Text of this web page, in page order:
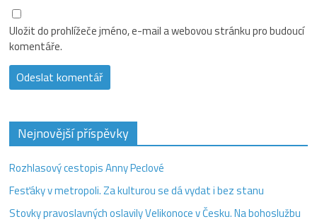
Uložit do prohlížeče jméno, e-mail a webovou stránku pro budoucí
komentáře.
Nejnovější příspěvky
Rozhlasový cestopis Anny Peclové
Fesťáky v metropoli. Za kulturou se dá vydat i bez stanu
Stovky pravoslavných oslavily Velikonoce v Česku. Na bohoslužbu